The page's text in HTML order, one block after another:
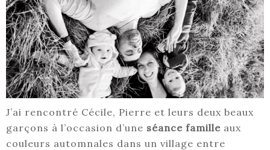
J’ai rencontré Cécile, Pierre et leurs deux beaux
garçons à l’occasion d’une séance famille aux
couleurs automnales dans un village entre